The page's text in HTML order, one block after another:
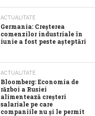
ACTUALITATE
Germania: Creșterea
comenzilor industriale în
iunie a fost peste așteptări
ACTUALITATE
Bloomberg: Economia de
război a Rusiei
alimentează creșteri
salariale pe care
companiile nu și le permit